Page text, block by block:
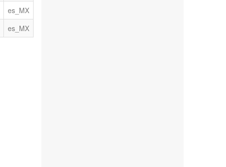
es_MX
es_MX